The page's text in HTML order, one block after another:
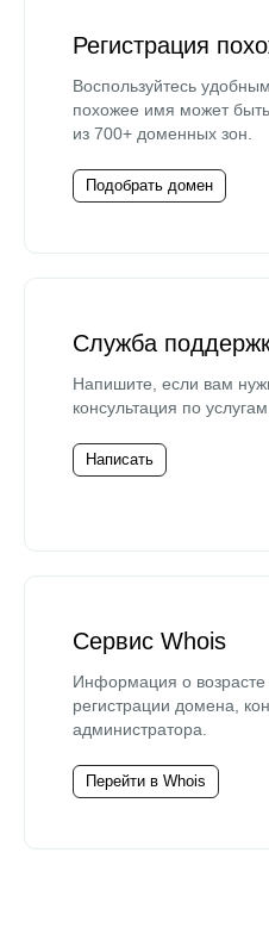
Регистрация
Воспользуйтесь
похожее имя может
из 700+ доменных зон.
Подобрать домен
Служба
Напишите, если вам
консультация по услугам.
Написать
Сервис Whois
Информация о возрасте
регистрации домена,
администратора.
Перейти в Whois